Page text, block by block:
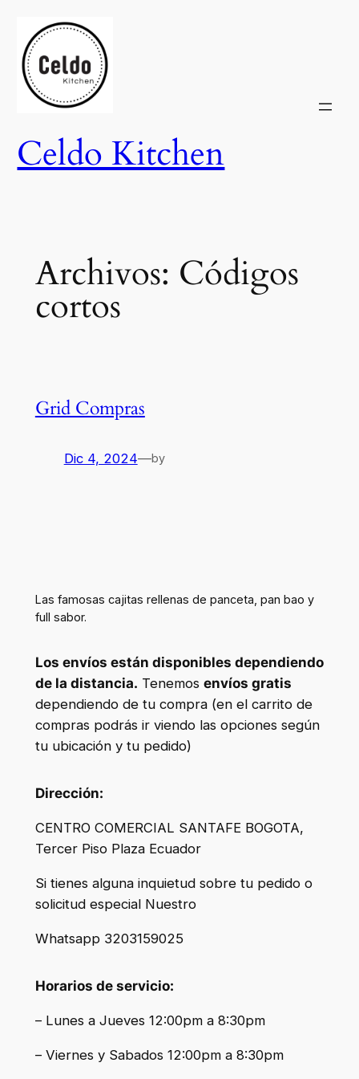
contenido
Celdo Kitchen
Archivos: Códigos
cortos
Grid Compras
Dic 4, 2024—by
Las famosas cajitas rellenas de panceta, pan bao y
full sabor.
Los envíos están disponibles dependiendo
de la distancia. Tenemos envíos gratis
dependiendo de tu compra (en el carrito de
compras podrás ir viendo las opciones según
tu ubicación y tu pedido)
Dirección:
CENTRO COMERCIAL SANTAFE BOGOTA,
Tercer Piso Plaza Ecuador
Si tienes alguna inquietud sobre tu pedido o
solicitud especial Nuestro
Whatsapp 3203159025
Horarios de servicio:
– Lunes a Jueves 12:00pm a 8:30pm
– Viernes y Sabados 12:00pm a 8:30pm